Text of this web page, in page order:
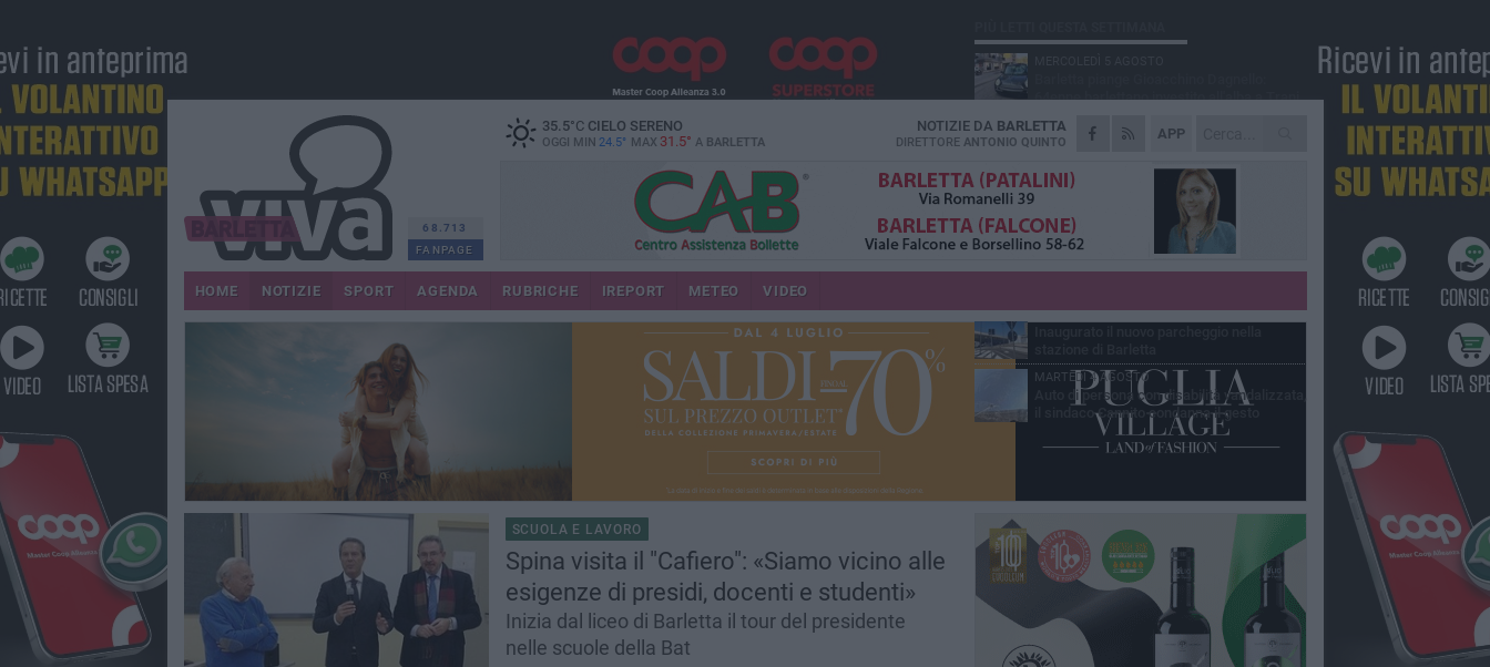
68.713
FANPAGE
35.5°CCIELO SERENO
OGGI MIN 24.5° MAX 31.5° A BARLETTA
APP
NOTIZIE DA BARLETTA
DIRETTORE ANTONIO QUINTO
HOME NOTIZIE SPORT AGENDA RUBRICHE IREPORT METEO VIDEO
SCUOLA E LAVORO
Spina visita il "Cafiero": «Siamo vicino alle
esigenze di presidi, docenti e studenti»
Inizia dal liceo di Barletta il tour del presidente
nelle scuole della Bat
64enne barlettano investito all'alba a Trani
GIOVEDÌ 6 AGOSTO
Il ricordo di "Cecco", il benzinaio col
separavano dalla pensione»
MERCOLEDÌ 5 AGOSTO
Jova Summer Party, giovedì mattina
sopralluogo nell'area dell'evento
DOMENICA 2 AGOSTO
Beni confiscati alla mafia. Nasce il servizio
VENERDÌ 31 LUGLIO
MARTEDÌ 4 AGOSTO
Auto di persona con disabilità vandalizzata,
il sindaco Cannito condanna il gesto